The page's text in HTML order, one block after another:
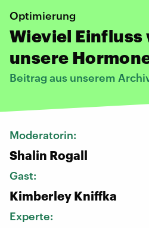
Optimierung
Wieviel Einfluss
unsere
Beitrag aus unserem
Moderatorin:
Shalin Rogall
Gast:
Kimberley Kniffka
Experte: